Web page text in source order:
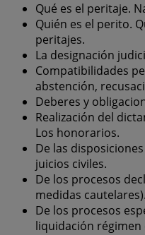
Qué es el peritaje.
Quién es el perito.
peritajes.
La designación
Compatibilidades
abstención,
Deberes y
Realización del
Los honorarios.
De las
juicios civiles.
De los procesos
medidas cautelares).
De los procesos
liquidación